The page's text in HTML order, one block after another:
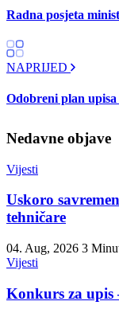
Radna posjeta
NAPRIJED
Odobreni plan upisa
Nedavne objave
Vijesti
Uskoro
tehničare
04. Aug, 2026 3
Vijesti
Konkurs za upis